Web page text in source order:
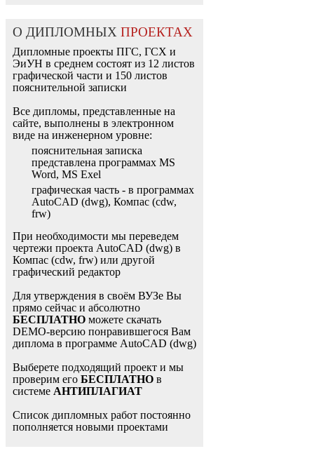
О ДИПЛОМНЫХ ПРОЕКТАХ
Дипломные проекты ПГС, ГСХ и
ЭиУН в среднем состоят из 12 листов
графической части и 150 листов
пояснительной записки
Все дипломы, представленные на
сайте, выполнены в электронном
виде на инженерном уровне:
пояснительная записка
представлена программах MS
Word, MS Exel
графическая часть - в программах
AutoCAD (dwg), Компас (cdw,
frw)
При необходимости мы переведем
чертежи проекта AutoCAD (dwg) в
Компас (cdw, frw) или другой
графический редактор
Для утверждения в своём ВУЗе Вы
прямо сейчас и абсолютно
БЕСПЛАТНО можете скачать
DEMO-версию понравившегося Вам
диплома в программе AutoCAD (dwg)
Выберете подходящий проект и мы
проверим его БЕСПЛАТНО в
системе АНТИПЛАГИАТ
Список дипломных работ постоянно
пополняется новыми проектами